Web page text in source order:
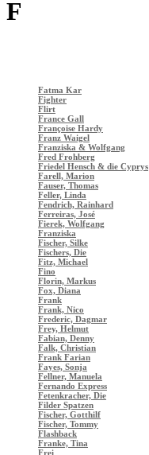
F
Fatma Kar
Fighter
Flirt
France Gall
Françoise Hardy
Franz Waigel
Franziska & Wolfgang
Fred Frohberg
Friedel Hensch & die Cyprys
Farell, Marion
Fauser, Thomas
Feller, Linda
Fendrich, Rainhard
Ferreiras, José
Fierek, Wolfgang
Franziska
Fischer, Silke
Fischers, Die
Fitz, Michael
Fino
Florin, Markus
Fox, Diana
Frank
Frank, Nico
Frederic, Dagmar
Frey, Helmut
Fabian, Denny
Falk, Christian
Frank Farian
Fayes, Sonja
Fellner, Manuela
Fernando Express
Fetenkracher, Die
Filder Spatzen
Fischer, Gotthilf
Fischer, Tommy
Flashback
Franke, Tina
Frei